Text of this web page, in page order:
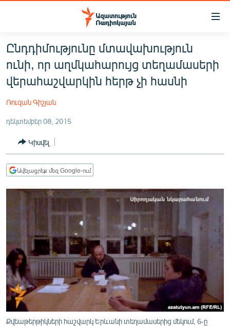
Մատչելիության
հիմնական
բովանդակությանը
Անցնել
հիմնական
մենյուին
ԱԶԱՏՈՒԹՅՈՒՆ TV
ՀԱՅԱՍՏԱՆ
ՔԱՂԱՔԱԿԱՆ
ԸՆՏՐՈՒԹՅՈՒՆՆԵՐ 2026
ԻՐԱՎՈՒՆՔ
ՀԱՍԱՐԱԿՈՒԹՅՈՒՆ
ՏՆՏԵՍՈՒԹՅՈՒՆ
ՊԱՏԵՐԱԶՄԻ 6 ՇԱԲԱԹՆԵՐԸ
ՏԱՐԱԾԱՇՐՋԱՆ
ՄԻՋԱԶԳԱՅԻՆ
ՄՇԱԿՈՒՅԹ
ՍՊՈՐՏ
ՄԵԿՆԱԲԱՆՈՒԹՅՈՒՆ
ՏՏ ԵՒ ԻՆՏԵՐՆԵՏ
Ընդդիմությունը մտավախություն
ունի, որ աղմկահարույց տեղամասերի
վերահաշվարկին հերթ չի հասնի
Ռուզան Գիշյան
դեկտեմբեր 08, 2015
Կիսվել
Ավելացրեք մեզ Google-ում
Քվեաթերթիկների հաշվարկ Երևանի տեղամասերից մեկում, 6-ը